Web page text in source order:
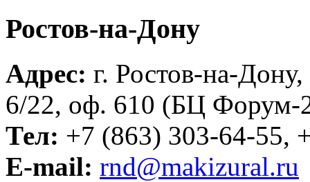
Ростов-на-Дону
Адрес: г. Ростов-на-
6/22, оф. 610 (БЦ Форум-
Тел: +7 (863) 303-64-55,
E-mail: rnd@makizural.ru